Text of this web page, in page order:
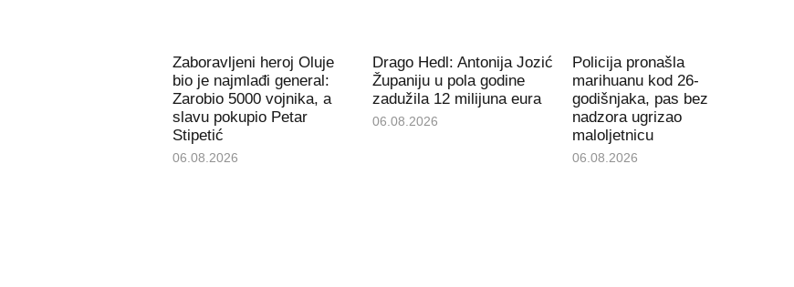
Zaboravljeni heroj Oluje
bio je najmlađi general:
Zarobio 5000 vojnika, a
slavu pokupio Petar
Stipetić
06.08.2026
Drago Hedl: Antonija Jozić
Županiju u pola godine
zadužila 12 milijuna eura
06.08.2026
Policija pronašla
marihuanu kod 26-
godišnjaka, pas bez
nadzora ugrizao
maloljetnicu
06.08.2026